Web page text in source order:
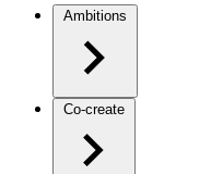
Ambitions
Co-create